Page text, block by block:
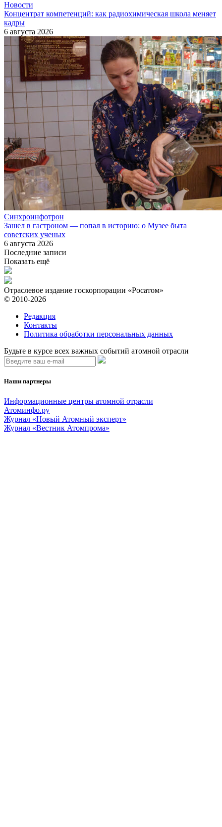
Новости
Концентрат компетенций: как радиохимическая школа меняет
кадры
6 августа 2026
Синхроинфотрон
Зашел в гастроном — попал в историю: о Музее быта
советских ученых
6 августа 2026
Последние записи
Показать ещё
Отраслевое издание госкорпорации «Росатом»
© 2010-2026
Редакция
Контакты
Политика обработки персональных данных
Будьте в курсе всех важных событий атомной отрасли
Наши партнеры
Информационные центры атомной отрасли
Атоминфо.ру
Журнал «Новый Атомный эксперт»
Журнал «Вестник Атомпрома»